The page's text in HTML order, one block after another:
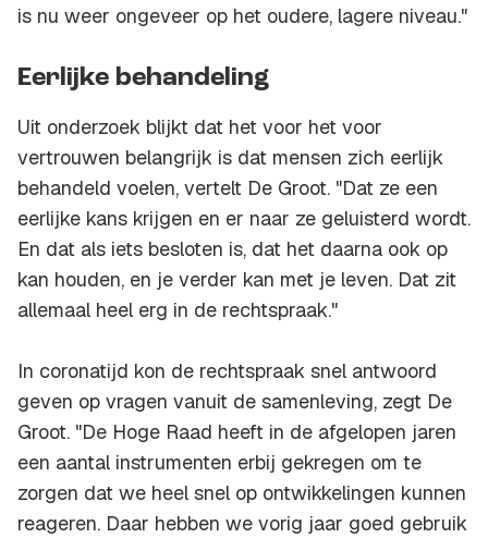
is nu weer ongeveer op het oudere, lagere niveau."
Eerlijke behandeling
Uit onderzoek blijkt dat het voor het voor
vertrouwen belangrijk is dat mensen zich eerlijk
behandeld voelen, vertelt De Groot. "Dat ze een
eerlijke kans krijgen en er naar ze geluisterd wordt.
En dat als iets besloten is, dat het daarna ook op
kan houden, en je verder kan met je leven. Dat zit
allemaal heel erg in de rechtspraak."
In coronatijd kon de rechtspraak snel antwoord
geven op vragen vanuit de samenleving, zegt De
Groot. "De Hoge Raad heeft in de afgelopen jaren
een aantal instrumenten erbij gekregen om te
zorgen dat we heel snel op ontwikkelingen kunnen
reageren. Daar hebben we vorig jaar goed gebruik